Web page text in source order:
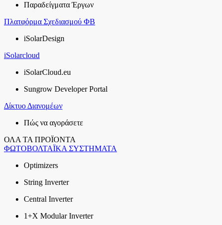
Παραδείγματα Έργων
Πλατφόρμα Σχεδιασμού ΦΒ
iSolarDesign
iSolarcloud
iSolarCloud.eu
Sungrow Developer Portal
Δίκτυο Διανομέων
Πώς να αγοράσετε
ΟΛΑ ΤΑ ΠΡΟΪΟΝΤΑ
ΦΩΤΟΒΟΛΤΑΪΚΑ ΣΥΣΤΗΜΑΤΑ
Optimizers
String Inverter
Central Inverter
1+X Modular Inverter